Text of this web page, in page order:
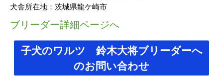
犬舎所在地： 茨城県龍ケ崎市
ブリーダー詳細ページへ
子犬のワルツ 鈴木大将ブリーダーへ
のお問い合わせ